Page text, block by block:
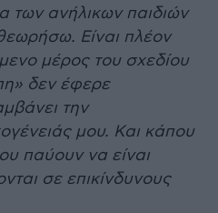
των ανήλικων παιδιών
Είναι πλέον
μέρος του σχεδίου
δεν έφερε
την
μου. Και κάπου
παύουν να είναι
σε επικίνδυνους